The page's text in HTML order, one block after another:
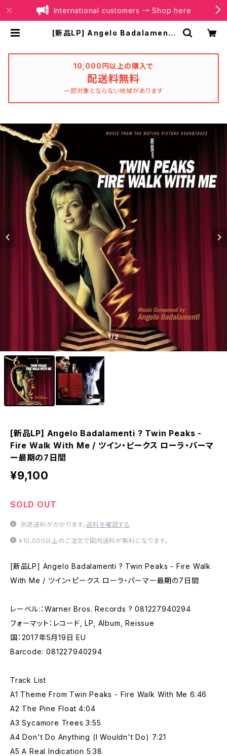
International customers → Shop here
[新品LP] Angelo Badalamenti
ー最期の7日間 | BOILER RECOR
DS®
10,000円以上の購入で
配送料無料
一部対象とならない地域があります
1/2
[新品LP] Angelo Badalamenti ? Twin Peaks -
Fire Walk With Me / ツイン・ピークス ローラ・パーマ
ー最期の7日間
¥9,100
SOLD OUT
別途送料がかかります。送料を確認する
¥10,000以上のご注文で国内送料が無料になります。
[新品LP] Angelo Badalamenti ? Twin Peaks - Fire Walk
With Me / ツイン・ピークス ローラ・パーマー最期の7日間
レーベル:：Warner Bros. Records ? 081227940294
フォーマット：レコード, LP, Album, Reissue
国：2017年5月19日 EU
Barcode: 081227940294
Track List
A1 Theme From Twin Peaks - Fire Walk With Me 6:46
A2 The Pine Float 4:04
A3 Sycamore Trees 3:55
A4 Don't Do Anything (I Wouldn't Do) 7:21
A5 A Real Indication 5:38